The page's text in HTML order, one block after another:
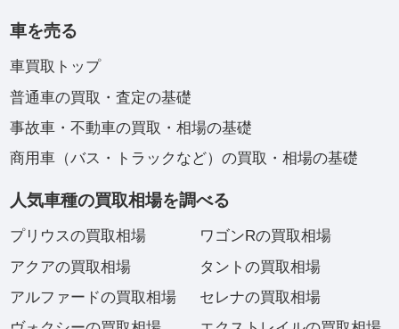
車を売る
車買取トップ
普通車の買取・査定の基礎
事故車・不動車の買取・相場の基礎
商用車（バス・トラックなど）の買取・相場の基礎
人気車種の買取相場を調べる
プリウスの買取相場
アクアの買取相場
アルファードの買取相場
ワゴンRの買取相場
タントの買取相場
セレナの買取相場